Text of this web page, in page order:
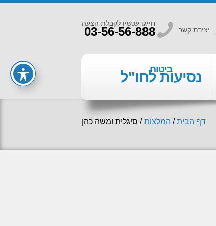
יצירת קשר b חייגו עכשיו לקבלת הצעה
03-56-56-888
ביטוח
נסיעות לחו"ל
דף הבית/ המלצות/ סיגלית ומשה כהן